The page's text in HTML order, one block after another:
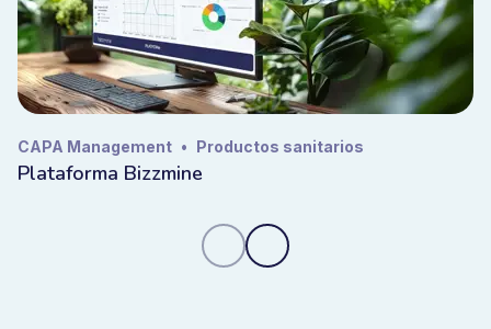
CAPA Management • Productos sanitarios
Plataforma Bizzmine